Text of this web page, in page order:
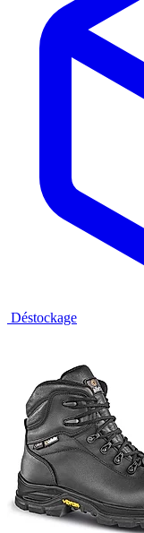
Déstockage